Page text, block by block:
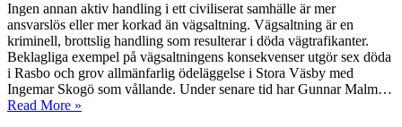
Ingen annan aktiv handling i ett civiliserat samhälle är mer
ansvarslös eller mer korkad än vägsaltning. Vägsaltning är en
kriminell, brottslig handling som resulterar i döda vägtrafikanter.
Beklagliga exempel på vägsaltningens konsekvenser utgör sex döda
i Rasbo och grov allmänfarlig ödeläggelse i Stora Väsby med
Ingemar Skogö som vållande. Under senare tid har Gunnar Malm…
Read More »